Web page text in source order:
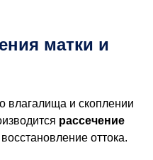
матки и
влагалища и скоплении
рассечение
оттока.